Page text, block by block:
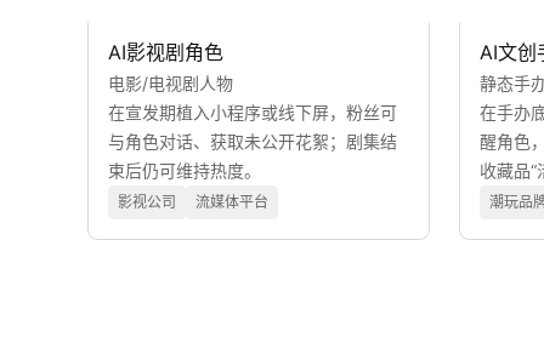
AI影视剧角色
电影/电视剧人物
在宣发期植入小程序或线下屏，粉丝可
与角色对话、获取未公开花絮；剧集结
束后仍可维持热度。
影视公司 流媒体平台
AI文创
静态手
在手办
醒角色
收藏品“
潮玩品